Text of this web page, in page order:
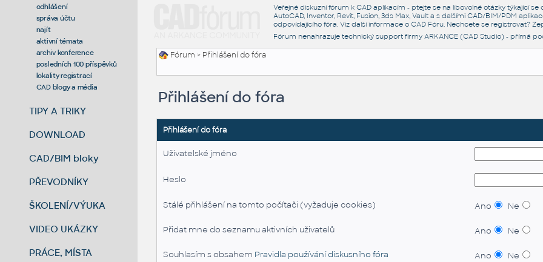
odhlášení
správa účtu
najít
aktivní témata
archiv konference
posledních 100 příspěvků
lokality registrací
CAD blogy a média
TIPY A TRIKY
DOWNLOAD
CAD/BIM bloky
PŘEVODNÍKY
ŠKOLENÍ/VÝUKA
VIDEO UKÁZKY
PRÁCE, MÍSTA
Veřejné diskuzní fórum k CAD aplikacím - ptejte se na libovolné otázky týkající
AutoCAD, Inventor, Revit, Fusion, 3ds Max, Vault a s dalšími CAD/BIM/PDM
odpovídajícího fóra. Viz další informace o CAD Fóru. Nechcete se registrovat?
Fórum nenahrazuje technický support firmy ARKANCE (CAD Studio) - přímá
Fórum > Přihlášení do fóra
Přihlášení do fóra
Přihlášení do fóra
Uživatelské jméno
Heslo
Stálé přihlášení na tomto počítači (vyžaduje cookies) Ano Ne
Přidat mne do seznamu aktivních uživatelů Ano Ne
Souhlasím s obsahem Pravidla používání diskusního fóra Ano Ne